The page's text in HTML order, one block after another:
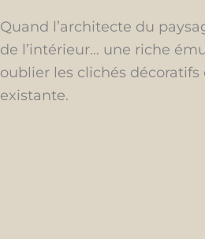
Quand l’architecte du
de l’intérieur… une riche
oublier les clichés
existante.